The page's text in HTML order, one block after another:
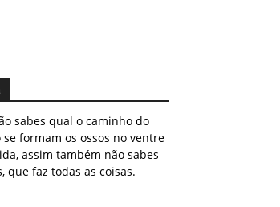
sabes qual o caminho do
formam os ossos no ventre
assim também não sabes
que faz todas as coisas.